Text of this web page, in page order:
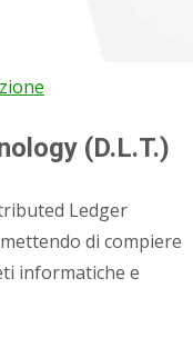
(D.L.T.)
Ledger
di compiere
informatiche e